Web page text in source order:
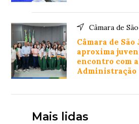
Câmara de
Câmara de São
aproxima
encontro com
Administração
Mais lidas